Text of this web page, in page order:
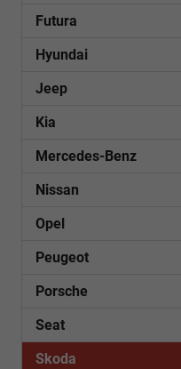
Futura
Hyundai
Jeep
Kia
Mercedes-Benz
Nissan
Opel
Peugeot
Porsche
Seat
Skoda